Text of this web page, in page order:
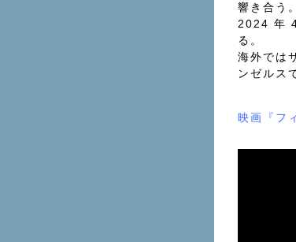
響き合う。
2024 年
る。
海外では
ンゼルス
映画『フ